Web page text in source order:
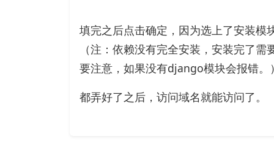
填完之后点击确定，因为选上了安装模
（注：依赖没有完全安装，安装完了
要注意，如果没有django模块会报错。
都弄好了之后，访问域名就能访问了。